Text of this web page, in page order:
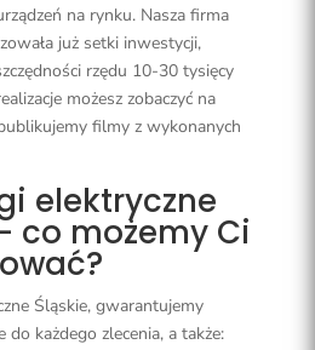
na rynku. Nasza firma
już setki inwestycji,
rzędu 10-30 tysięcy
możesz zobaczyć na
filmy z wykonanych
elektryczne
co możemy Ci
Śląskie, gwarantujemy
każdego zlecenia, a także: